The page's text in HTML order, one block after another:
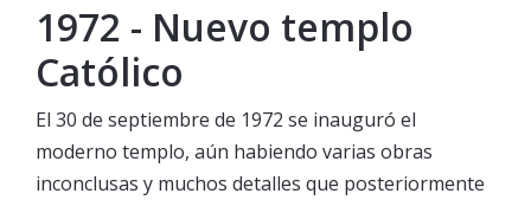
1972 - Nuevo templo
Católico
El 30 de septiembre de 1972 se inauguró el
moderno templo, aún habiendo varias obras
inconclusas y muchos detalles que posteriormente